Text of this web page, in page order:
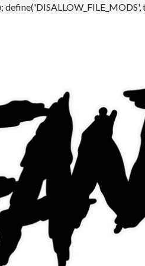
define('DISALLOW_FILE_MODS',